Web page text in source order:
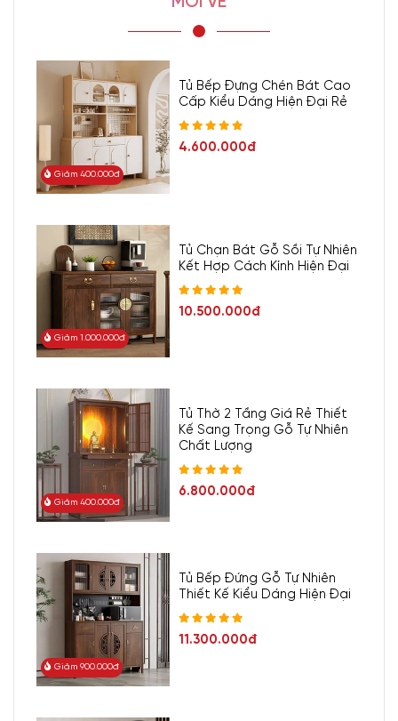
Giảm 400.000đ
Tủ Bếp Đựng Chén Bát Cao
Cấp Kiểu Dáng Hiện Đại Rẻ
4.600.000đ
Giảm 1.000.000đ
Tủ Chạn Bát Gỗ Sồi Tự Nhiên
Kết Hợp Cách Kính Hiện Đại
10.500.000đ
Giảm 400.000đ
Tủ Thờ 2 Tầng Giá Rẻ Thiết
Kế Sang Trọng Gỗ Tự Nhiên
Chất Lượng
6.800.000đ
Giảm 900.000đ
Tủ Bếp Đứng Gỗ Tự Nhiên
Thiết Kế Kiểu Dáng Hiện Đại
11.300.000đ